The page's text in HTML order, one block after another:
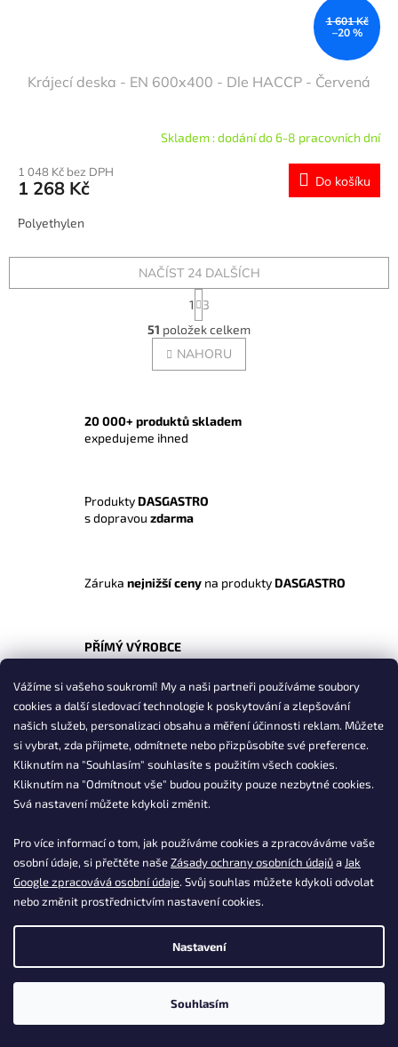
Vážíme si vašeho soukromí! My a naši partneři používáme soubory
cookies a další sledovací technologie k poskytování a zlepšování
našich služeb, personalizaci obsahu a měření účinnosti reklam. Můžete
si vybrat, zda přijmete, odmítnete nebo přizpůsobíte své preference.
Kliknutím na "Souhlasím" souhlasíte s použitím všech cookies.
Kliknutím na "Odmítnout vše" budou použity pouze nezbytné cookies.
Svá nastavení můžete kdykoli změnit.
Pro více informací o tom, jak používáme cookies a zpracováváme vaše
osobní údaje, si přečtěte našeZásady ochrany osobních údajůa Jak
Google zpracovává osobní údaje. Svůj souhlas můžete kdykoli odvolat
nebo změnit prostřednictvím nastavení cookies.
Nastavení
Souhlasím
1 601 Kč
–20 %
Krájecí deska - EN 600x400 - Dle HACCP - Červená
Skladem : dodání do 6-8 pracovních dní
1 048 Kč bez DPH
1 268 Kč Do košíku
Polyethylen
O
v
l
á
c
k
i
NAČÍST 24 DALŠÍCH
S
t
r
á
n
k
á
n
1
3
51 položek celkem
NAHORU
20 000+ produktů skladem
expedujeme ihned
Produkty DASGASTRO
s dopravou zdarma
Záruka nejnižší ceny na produkty DASGASTRO
PŘÍMÝ VÝROBCE
nakupujte bez prostředníků
Info
Obchodní podmínky
Podmínky ochrany osobních údajů
Reklamace
Vrácení zboží, odstoupení od smlouvy
Časté dotazy k produktům
Vaše časté dotazy